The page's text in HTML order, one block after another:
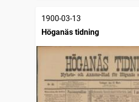
1900-03-13
Höganäs tidning